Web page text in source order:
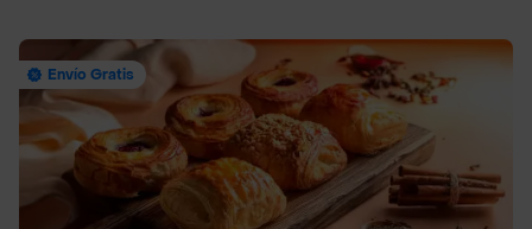
Envío Gratis